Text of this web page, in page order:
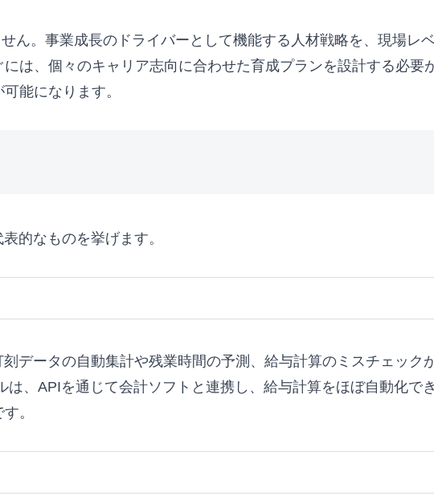
ん。事業成長のドライバーとして機能する人材戦略を、現場レ
は、個々のキャリア志向に合わせた育成プランを設計する必要
能になります。
的なものを挙げます。
データの自動集計や残業時間の予測、給与計算のミスチェック
は、APIを通じて会計ソフトと連携し、給与計算をほぼ自動化で
。